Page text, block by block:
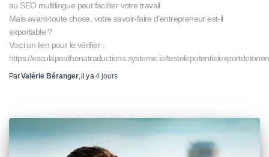
au SEO multilingue peut faciliter votre travail.
Mais avant-toute chose, votre savoir-faire d’entrepreneur est-il
exportable ?
Voici un lien pour le vérifier :
https://esculapeathenatraductions.systeme.io/
ParValérie Béranger, il y a4 jours